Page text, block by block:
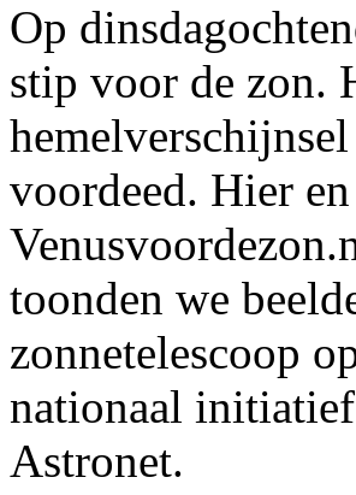
Op
stip voor de zon.
voordeed. Hier
toonden we
zonnetelescoop
nationaal
Astronet.